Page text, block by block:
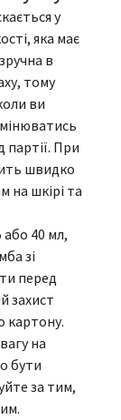
у
яка має
в
тому
ви
партії. При
швидко
на шкірі та
або 40 мл,
зі
перед
захист
картону.
на
бути
за тим,